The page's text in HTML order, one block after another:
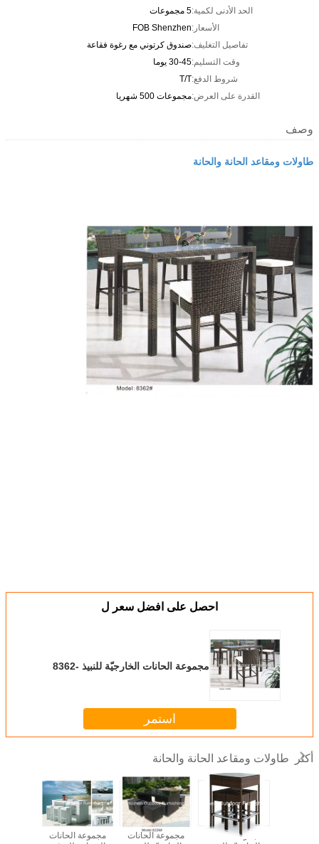
الحد الأدنى لكمية:5 مجموعات
الأسعار:FOB Shenzhen
تفاصيل التغليف:صندوق كرتوني مع رغوة فقاعة
وقت التسليم:30-45 يوما
شروط الدفع:T/T
القدرة على العرض:مجموعات 500 شهريا
وصف
طاولات ومقاعد الحانة والحانة
احصل على افضل سعر ل
مجموعة الحانات الخارجيّة للنبيذ -8362
استمر
أكثر طاولات ومقاعد الحانة والحانة
مجموعة الحانات
مجموعة الحانات
مجموعة الحانات